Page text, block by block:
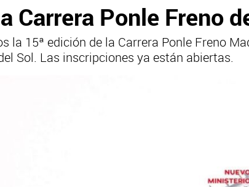
Carrera Ponle Freno
la 15ª edición de la Carrera Ponle Freno
Sol. Las inscripciones ya están abiertas.